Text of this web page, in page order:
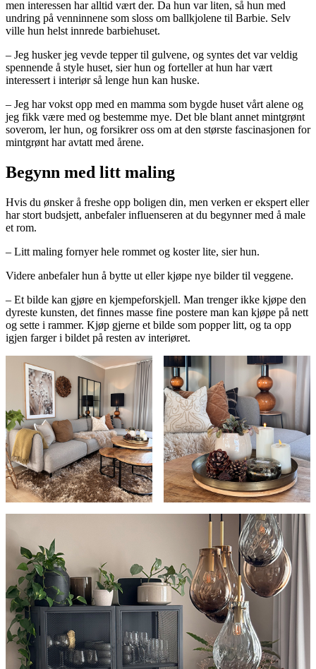
men interessen har alltid vært der. Da hun var liten, så hun med
undring på venninnene som sloss om ballkjolene til Barbie. Selv
ville hun helst innrede barbiehuset.
– Jeg husker jeg vevde tepper til gulvene, og syntes det var veldig
spennende å style huset, sier hun og forteller at hun har vært
interessert i interiør så lenge hun kan huske.
– Jeg har vokst opp med en mamma som bygde huset vårt alene og
jeg fikk være med og bestemme mye. Det ble blant annet mintgrønt
soverom, ler hun, og forsikrer oss om at den største fascinasjonen for
mintgrønt har avtatt med årene.
Begynn med litt maling
Hvis du ønsker å freshe opp boligen din, men verken er ekspert eller
har stort budsjett, anbefaler influenseren at du begynner med å male
et rom.
– Litt maling fornyer hele rommet og koster lite, sier hun.
Videre anbefaler hun å bytte ut eller kjøpe nye bilder til veggene.
– Et bilde kan gjøre en kjempeforskjell. Man trenger ikke kjøpe den
dyreste kunsten, det finnes masse fine postere man kan kjøpe på nett
og sette i rammer. Kjøp gjerne et bilde som popper litt, og ta opp
igjen farger i bildet på resten av interiøret.